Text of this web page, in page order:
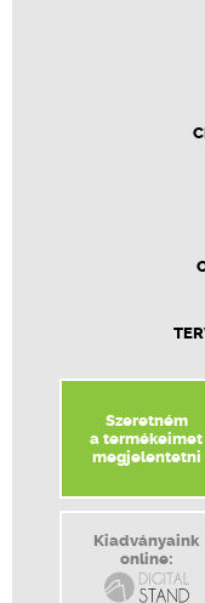
Szeretném
a termékeimet
megjelentetni
Kiadványaink
online: